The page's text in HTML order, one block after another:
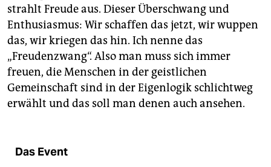
strahlt Freude aus. Dieser Überschwang und
Enthusiasmus: Wir schaffen das jetzt, wir wuppen
das, wir kriegen das hin. Ich nenne das
„Freudenzwang“. Also man muss sich immer
freuen, die Menschen in der geistlichen
Gemeinschaft sind in der Eigenlogik schlichtweg
erwählt und das soll man denen auch ansehen.
Das Event